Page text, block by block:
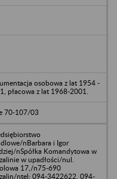
osobowa z lat 1954 -
płacowa z lat 1968-2001.
70-107/03
nBarbara i Igor
nSpółka Komandytowa w
w upadłości/nul.
17,/n75-690
ntel: 094-3422622, 094-